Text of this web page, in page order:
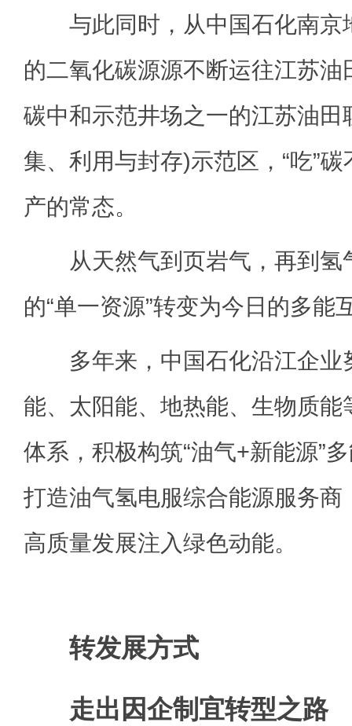
与此同时，从中国石化南京
的二氧化碳源源不断运往江苏
碳中和示范井场之一的江苏油田
集、利用与封存)示范区，“吃”碳
产的常态。
从天然气到页岩气，再到氢
的“单一资源”转变为今日的多能
多年来，中国石化沿江企业
能、太阳能、地热能、生物质能
体系，积极构筑“油气+新能源”
打造油气氢电服综合能源服务商
高质量发展注入绿色动能。
转发展方式
走出因企制宜转型之路